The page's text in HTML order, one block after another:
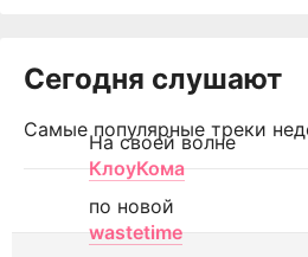
Сегодня слушают
Самые популярные треки
На своей волне
КлоуКома
по новой
wastetime